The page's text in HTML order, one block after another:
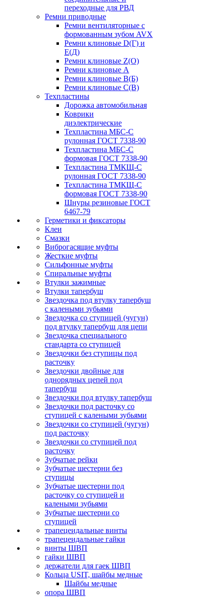
переходные для РВД
Ремни приводные
Ремни вентиляторные с
формованным зубом AVX
Ремни клиновые D(Г) и
Е(Д)
Ремни клиновые Z(О)
Ремни клиновые А
Ремни клиновые В(Б)
Ремни клиновые С(В)
Техпластины
Дорожка автомобильная
Коврики
диэлектрические
Техпластина МБС-С
рулонная ГОСТ 7338-90
Техпластина МБС-С
формовая ГОСТ 7338-90
Техпластина ТМКЩ-С
рулонная ГОСТ 7338-90
Техпластина ТМКЩ-С
формовая ГОСТ 7338-90
Шнуры резиновые ГОСТ
6467-79
Герметики и фиксаторы
Клеи
Смазки
Виброгасящие муфты
Жесткие муфты
Сильфонные муфты
Спиральные муфты
Втулки зажимные
Втулки тапербуш
Звездочка под втулку тапербуш
c калеными зубьями
Звездочка со ступицей (чугун)
под втулку тапербуш для цепи
Звездочка специального
стандарта со ступицей
Звездочки без ступицы под
расточку
Звездочки двойные для
однорядных цепей под
тапербуш
Звездочки под втулку тапербуш
Звездочки под расточку со
ступицей с калеными зубьями
Звездочки со ступицей (чугун)
под расточку
Звездочки со ступицей под
расточку
Зубчатые рейки
Зубчатые шестерни без
ступицы
Зубчатые шестерни под
расточку со ступицей и
калеными зубьями
Зубчатые шестерни со
ступицей
трапецеидальные винты
трапецеидальные гайки
винты ШВП
гайки ШВП
держатели для гаек ШВП
Кольца USIT, шайбы медные
Шайбы медные
опора ШВП